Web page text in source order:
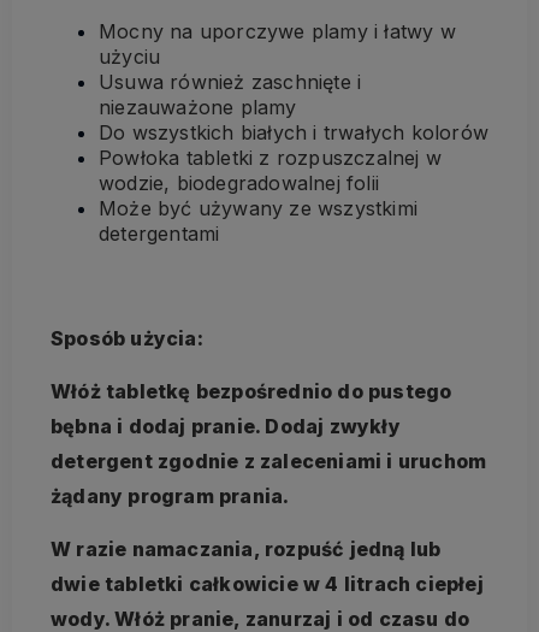
Mocny na uporczywe plamy i łatwy w
użyciu
Usuwa również zaschnięte i
niezauważone plamy
Do wszystkich białych i trwałych kolorów
Powłoka tabletki z rozpuszczalnej w
wodzie, biodegradowalnej folii
Może być używany ze wszystkimi
detergentami
Sposób użycia:
Włóż tabletkę bezpośrednio do pustego
bębna i dodaj pranie. Dodaj zwykły
detergent zgodnie z zaleceniami i uruchom
żądany program prania.
W razie namaczania, rozpuść jedną lub
dwie tabletki całkowicie w 4 litrach ciepłej
wody. Włóż pranie, zanurzaj i od czasu do